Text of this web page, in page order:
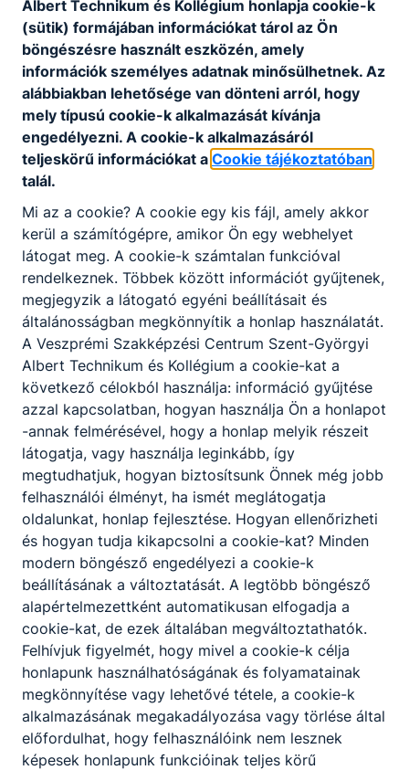
Pápai reptér látogatása
🫡 Bázisunkat meglátogatta az ajkai VSZC Szent-Györgyi
Albert Technikum és Kollégium diákcsoportja.
2026. ápr. 25.
Admin
Föld napja 2026
A Föld napja alkalmából a Diákönkormányzat
szervezésében közös takarítást tartottunk az iskola
környékén. 🌍♻️
2026. ápr. 22.
Admin
Szent-Györgyi Fesztivál sikere
Sikeresen lezajlott I. Szent-Györgyi Fesztiválunk!
2026. ápr. 20.
Admin
Tantárgyközi projekt
Márciusban iskolánk turizmus -vendéglátás ágazatának
1/9.F osztályos szakács tanulói két tantárgyközi
projektben vettek részt.
2026. ápr. 9.
Admin
Albert Technikum és Kollégium honlapja cookie-k
(sütik) formájában információkat tárol az Ön
böngészésre használt eszközén, amely
információk személyes adatnak minősülhetnek. Az
alábbiakban lehetősége van dönteni arról, hogy
mely típusú cookie-k alkalmazását kívánja
engedélyezni. A cookie-k alkalmazásáról
teljeskörű információkat a Cookie tájékoztatóban
talál.
Mi az a cookie? A cookie egy kis fájl, amely akkor
kerül a számítógépre, amikor Ön egy webhelyet
látogat meg. A cookie-k számtalan funkcióval
rendelkeznek. Többek között információt gyűjtenek,
megjegyzik a látogató egyéni beállításait és
általánosságban megkönnyítik a honlap használatát.
A Veszprémi Szakképzési Centrum Szent-Györgyi
Albert Technikum és Kollégium a cookie-kat a
következő célokból használja: információ gyűjtése
azzal kapcsolatban, hogyan használja Ön a honlapot
-annak felmérésével, hogy a honlap melyik részeit
látogatja, vagy használja leginkább, így
megtudhatjuk, hogyan biztosítsunk Önnek még jobb
felhasználói élményt, ha ismét meglátogatja
oldalunkat, honlap fejlesztése. Hogyan ellenőrizheti
és hogyan tudja kikapcsolni a cookie-kat? Minden
modern böngésző engedélyezi a cookie-k
beállításának a változtatását. A legtöbb böngésző
alapértelmezettként automatikusan elfogadja a
cookie-kat, de ezek általában megváltoztathatók.
Felhívjuk figyelmét, hogy mivel a cookie-k célja
honlapunk használhatóságának és folyamatainak
megkönnyítése vagy lehetővé tétele, a cookie-k
alkalmazásának megakadályozása vagy törlése által
előfordulhat, hogy felhasználóink nem lesznek
képesek honlapunk funkcióinak teljes körű